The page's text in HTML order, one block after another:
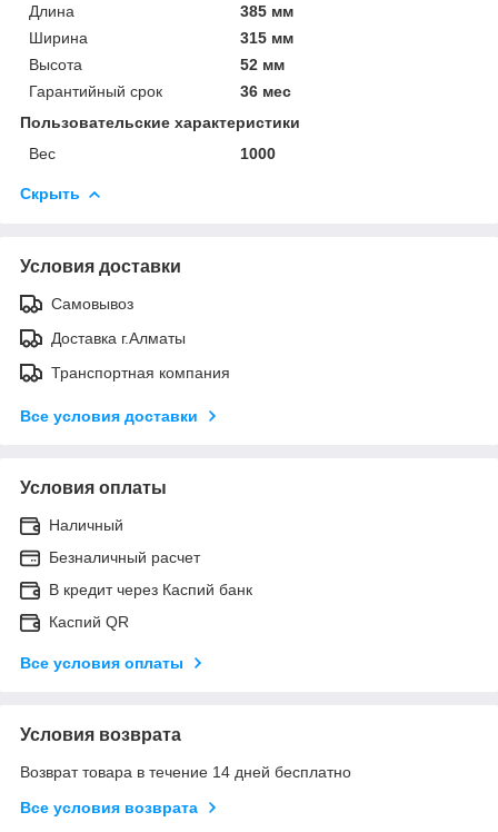
Длина
385 мм
Ширина
315 мм
Высота
52 мм
Гарантийный срок
36 мес
Пользовательские характеристики
Вес
1000
Скрыть
Условия доставки
Самовывоз
Доставка г.Алматы
Транспортная компания
Все условия доставки
Условия оплаты
Наличный
Безналичный расчет
В кредит через Каспий банк
Каспий QR
Все условия оплаты
Условия возврата
Возврат товара в течение 14 дней бесплатно
Все условия возврата